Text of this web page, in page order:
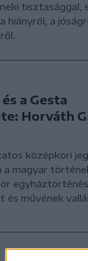
tisztasággal,
hiányról, a
a Gesta
Horváth
középkori
a magyar
és művének